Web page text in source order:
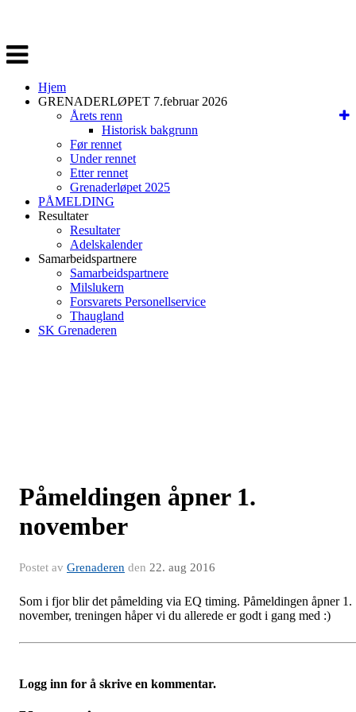
Veksle
navigasjon
Hjem
GRENADERLØPET 7.februar 2026
Årets renn
Historisk bakgrunn
Før rennet
Under rennet
Etter rennet
Grenaderløpet 2025
PÅMELDING
Resultater
Resultater
Adelskalender
Samarbeidspartnere
Samarbeidspartnere
Milslukern
Forsvarets Personellservice
Thaugland
SK Grenaderen
Påmeldingen åpner 1.
november
Postet av Grenaderen den 22. aug 2016
Som i fjor blir det påmelding via EQ timing. Påmeldingen åpner 1.
november, treningen håper vi du allerede er godt i gang med :)
Logg inn for å skrive en kommentar.